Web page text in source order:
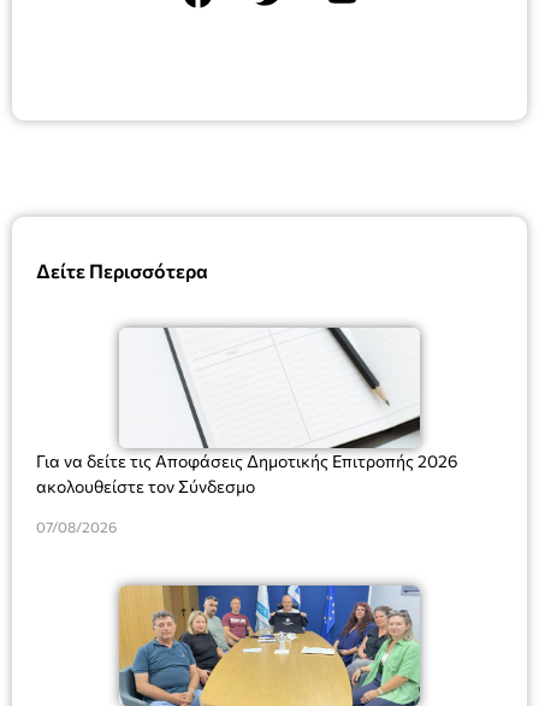
Δείτε Περισσότερα
Για να δείτε τις Αποφάσεις Δημοτικής Επιτροπής 2026
ακολουθείστε τον Σύνδεσμο
07/08/2026